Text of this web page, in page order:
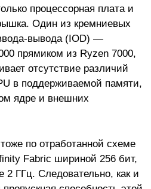
процессорная плата и
Один из кремниевых
вывода (IOD) —
прямиком из Ryzen 7000,
отсутствие различий
в поддерживаемой памяти,
ядре и внешних
по отработанной схеме
Fabric шириной 256 бит,
2 ГГц. Следовательно, как и